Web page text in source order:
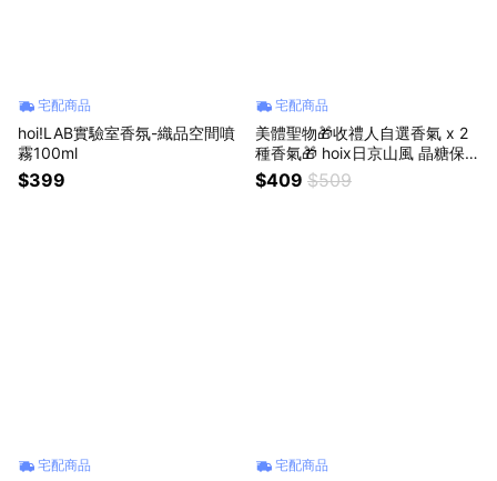
宅配商品
hoi!LAB實驗室香氛-織品空間噴
霧100ml
$399
宅配商品
美體聖物🎁收禮人自選香氣 x 2
種香氣🎁 hoix日京山風 晶糖保
濕去角質露180ml 再送日京山風
體驗包🎁
$409 $509
宅配商品 宅配商品